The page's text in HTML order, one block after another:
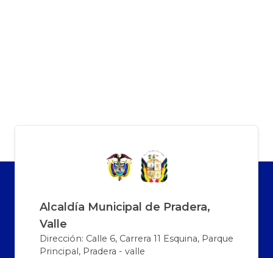
Alcaldía Municipal de Pradera,
Valle
Dirección: Calle 6, Carrera 11 Esquina, Parque
Principal, Pradera - valle